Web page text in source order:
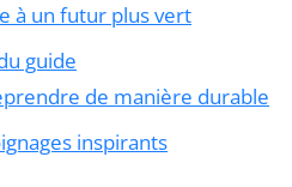
à un futur plus vert
guide
de manière durable
inspirants